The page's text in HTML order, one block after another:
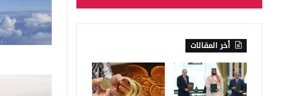
أخر المقالات